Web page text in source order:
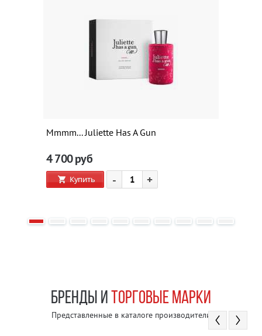
Mmmm... Juliette Has A Gun
4 700руб
Купить - +
БРЕНДЫ И ТОРГОВЫЕ МАРКИ
Представленные в каталоге производители